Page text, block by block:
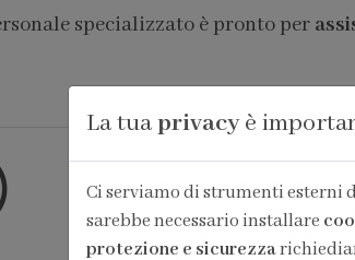
specializzato è pronto per
La tuaprivacy è
Ci serviamo di strumenti esterni
sarebbe necessario installare
protezione e sicurezza